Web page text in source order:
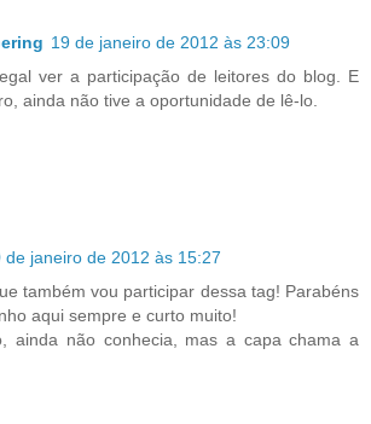
19 de janeiro de 2012 às 23:09
ver a participação de leitores do blog. E
ainda não tive a oportunidade de lê-lo.
de janeiro de 2012 às 15:27
também vou participar dessa tag! Parabéns
aqui sempre e curto muito!
ainda não conhecia, mas a capa chama a